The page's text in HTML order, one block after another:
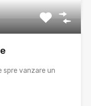
spre vanzare un